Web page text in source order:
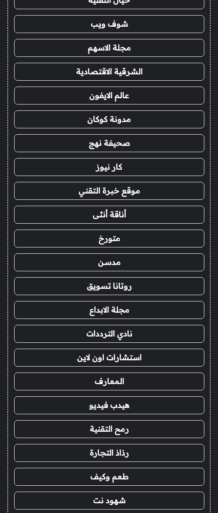
شوف ويب
مجلة الاسهم
الشرقية الاقتصادية
عالم الايفون
مدونة كوكان
صحيفة نهج
كار نيوز
موقع خبرة التقني
أناقة أنثى
متورخ
مدسن
روتانا تسويق
مجلة الابداع
نادي الترددات
استشارات اون لاين
المعارف
هيدب فيديو
رمح التقنية
رذاذ التجارة
طعم وكيف
شهود نت